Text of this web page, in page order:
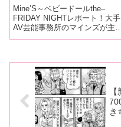
美羽、和久井美兎、天野花
乃、希咲那奈、黒木歩が新
年会気分で泥酔！ テキ
ラを煽り初春からめでた
Mine’S～ベビードールthe–
FRIDAY NIGHTレポート！大手
AV芸能事務所のマインズが主
する「Mine’S～ベビードール
木にあるA Talk Club W
き